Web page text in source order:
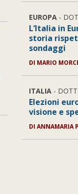
EUROPA -
L’Italia in
storia
sondaggi
DI MARIO
ITALIA -
Elezioni
visione e
DI ANNAMARIA